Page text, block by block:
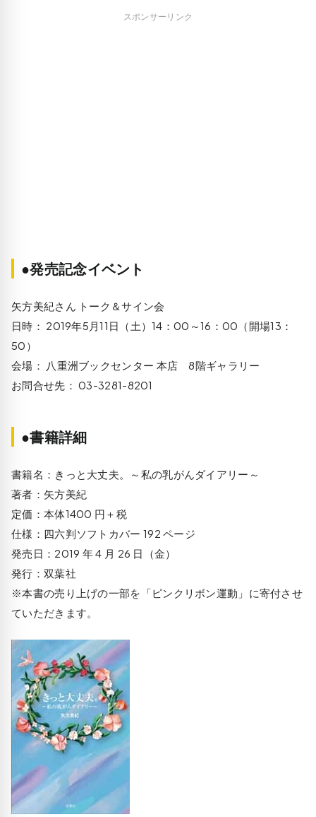
スポンサーリンク
●発売記念イベント
矢方美紀さん トーク＆サイン会
日時： 2019年5月11日（土）14：00～16：00（開場13：
50）
会場： 八重洲ブックセンター 本店 8階ギャラリー
お問合せ先： 03-3281-8201
●書籍詳細
書籍名：きっと大丈夫。～私の乳がんダイアリー～
著者：矢方美紀
定価：本体1400 円＋税
仕様：四六判ソフトカバー 192 ページ
発売日：2019 年 4 月 26 日（金）
発行：双葉社
※本書の売り上げの一部を「ピンクリボン運動」に寄付させ
ていただきます。